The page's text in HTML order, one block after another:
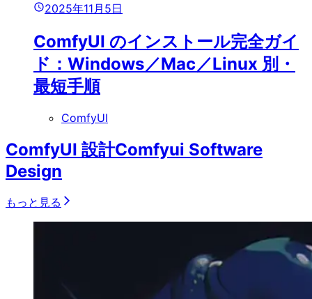
2025年11月5日
ComfyUI のインストール完全ガイ
ド：Windows／Mac／Linux 別・
最短手順
ComfyUI
ComfyUI 設計Comfyui Software
Design
もっと見る